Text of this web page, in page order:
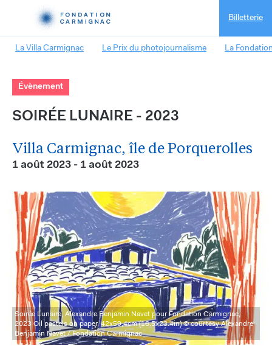
Billetterie
La Villa Carmignac Le Prix du photojournalisme La
Évènement
SOIRÉE LUNAIRE - 2023
Villa Carmignac, île de Porquerolles
1 août 2023 - 1 août 2023
Soirée Lunaire, Alexandre Benjamin Navet pour Fondation Carmignac,
2023 Oil pastels on paper, 42x59,4cm (16.5x23.4in) © courtesy Alexandre
Benjamin Navet / Fondation Carmignac